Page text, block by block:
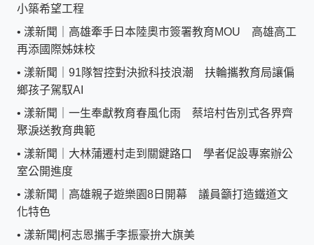
小築希望工程
• 漾新聞｜高雄牽手日本陸奧市簽署教育MOU 高雄高工
再添國際姊妹校
• 漾新聞｜91隊智控對決掀科技浪潮 扶輪攜教育局讓偏
鄉孩子駕馭AI
• 漾新聞｜一生奉獻教育春風化雨 蔡培村告別式各界齊
聚淚送教育典範
• 漾新聞｜大林蒲遷村走到關鍵路口 學者促設專案辦公
室公開進度
• 漾新聞｜高雄親子遊樂園8日開幕 議員籲打造鐵道文
化特色
• 漾新聞|柯志恩攜手李振豪拚大旗美